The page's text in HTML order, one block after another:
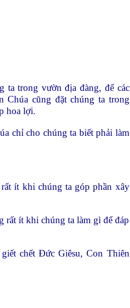
ta trong vườn địa đàng, để các
Chúa cũng đặt chúng ta trong
hoa lợi.
chỉ cho chúng ta biết phải làm
ít khi chúng ta góp phần xây
rất ít khi chúng ta làm gì để đáp
chết Đức Giêsu, Con Thiên